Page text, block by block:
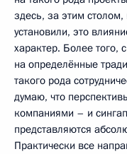
здесь, за этим столом,
установили, это
характер. Более того,
на определённые
такого рода
думаю, что
компаниями – и
представляются
Практически все